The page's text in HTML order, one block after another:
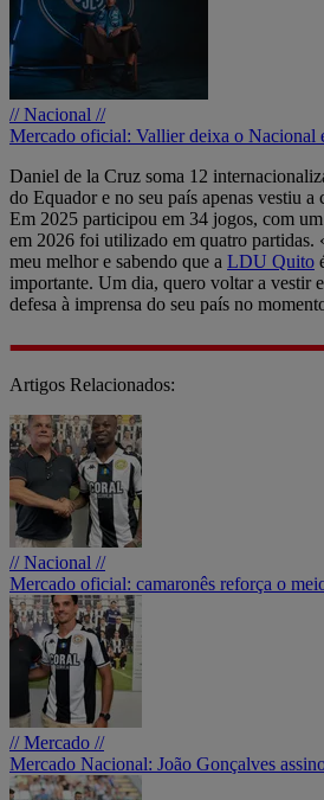
// Nacional //
Mercado oficial: Vallier deixa o Nacional
Daniel de la Cruz soma 12
do Equador e no seu país apenas vestiu a
Em 2025 participou em 34 jogos, com
em 2026 foi utilizado em quatro partidas.
meu melhor e sabendo que a LDU Quito
importante. Um dia, quero voltar a vestir
defesa à imprensa do seu país no
Artigos Relacionados:
// Nacional //
Mercado oficial: camaronês reforça o
// Mercado //
Mercado Nacional: João Gonçalves